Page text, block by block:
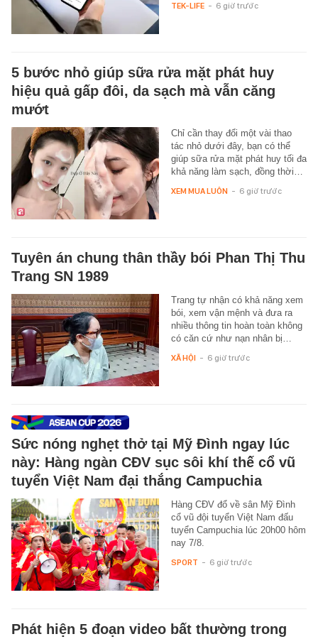
TEK-LIFE - 6 giờ trước
5 bước nhỏ giúp sữa rửa mặt phát huy
hiệu quả gấp đôi, da sạch mà vẫn căng
mướt
Chỉ cần thay đổi một vài thao
tác nhỏ dưới đây, bạn có thể
giúp sữa rửa mặt phát huy tối đa
khả năng làm sạch, đồng thời…
XEM MUA LUÔN - 6 giờ trước
Tuyên án chung thân thầy bói Phan Thị Thu
Trang SN 1989
Trang tự nhận có khả năng xem
bói, xem vận mệnh và đưa ra
nhiều thông tin hoàn toàn không
có căn cứ như nạn nhân bị…
XÃ HỘI - 6 giờ trước
Sức nóng nghẹt thở tại Mỹ Đình ngay lúc
này: Hàng ngàn CĐV sục sôi khí thế cổ vũ
tuyển Việt Nam đại thắng Campuchia
Hàng CĐV đổ về sân Mỹ Đình
cổ vũ đội tuyển Việt Nam đấu
tuyển Campuchia lúc 20h00 hôm
nay 7/8.
SPORT - 6 giờ trước
Phát hiện 5 đoạn video bất thường trong